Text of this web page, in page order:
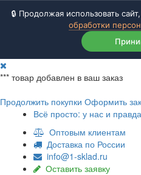
🔒 Продолжая использовать
обработки
*** товар добавлен в ваш заказ
Продолжить покупки Оформить
Всё просто: у нас и
Оптовым клиентам
Доставка по России
info@1-sklad.ru
Оставить заявку